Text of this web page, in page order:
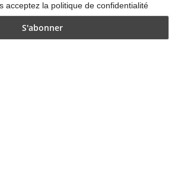
acceptez la politique de confidentialité